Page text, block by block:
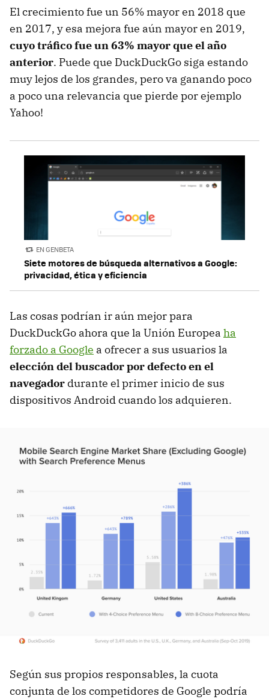
El crecimiento fue un 56% mayor en 2018 que
en 2017, y esa mejora fue aún mayor en 2019,
cuyo tráfico fue un 63% mayor que el año
anterior. Puede que DuckDuckGo siga estando
muy lejos de los grandes, pero va ganando poco
a poco una relevancia que pierde por ejemplo
Yahoo!
EN GENBETA
Siete motores de búsqueda alternativos a Google:
privacidad, ética y eficiencia
Las cosas podrían ir aún mejor para
DuckDuckGo ahora que la Unión Europea ha
forzado a Google a ofrecer a sus usuarios la
elección del buscador por defecto en el
navegador durante el primer inicio de sus
dispositivos Android cuando los adquieren.
Según sus propios responsables, la cuota
conjunta de los competidores de Google podría